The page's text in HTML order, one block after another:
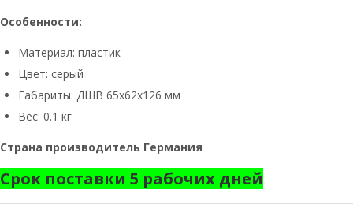
Особенности:
Материал: пластик
Цвет: серый
Габариты: ДШВ 65х62х126 мм
Вес: 0.1 кг
Страна производитель Германия
Срок поставки 5 рабочих дней